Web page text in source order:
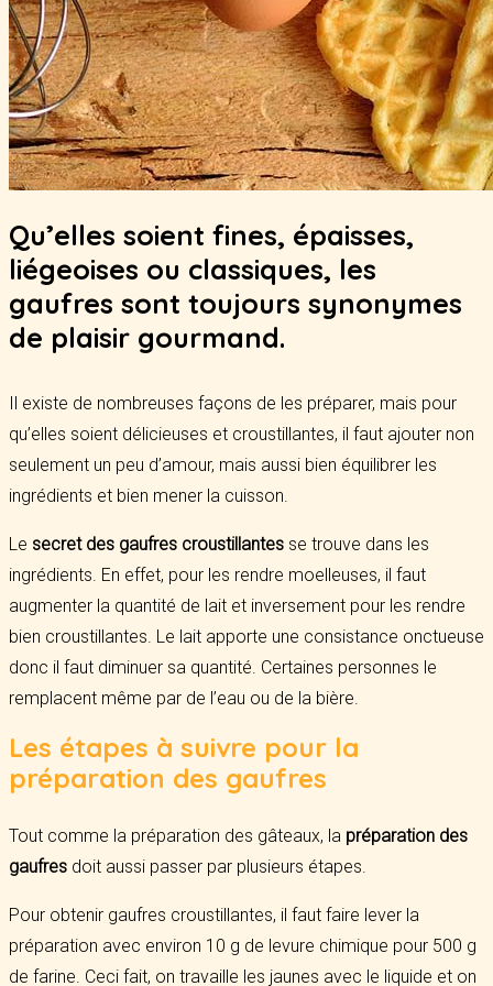
Qu’elles soient fines, épaisses,
liégeoises ou classiques, les
gaufres sont toujours synonymes
de plaisir gourmand.
Il existe de nombreuses façons de les préparer, mais pour
qu’elles soient délicieuses et croustillantes, il faut ajouter non
seulement un peu d’amour, mais aussi bien équilibrer les
ingrédients et bien mener la cuisson.
Le secret des gaufres croustillantes se trouve dans les
ingrédients. En effet, pour les rendre moelleuses, il faut
augmenter la quantité de lait et inversement pour les rendre
bien croustillantes. Le lait apporte une consistance onctueuse
donc il faut diminuer sa quantité. Certaines personnes le
remplacent même par de l’eau ou de la bière.
Les étapes à suivre pour la
préparation des gaufres
Tout comme la préparation des gâteaux, la préparation des
gaufres doit aussi passer par plusieurs étapes.
Pour obtenir gaufres croustillantes, il faut faire lever la
préparation avec environ 10 g de levure chimique pour 500 g
de farine. Ceci fait, on travaille les jaunes avec le liquide et on